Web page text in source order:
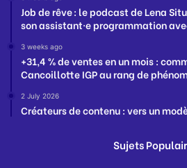
Job de rêve : le podcast de Lena
son assistant·e programmation
3 weeks ago
+31,4 % de ventes en un mois :
Cancoillotte IGP au rang de
2 July 2026
Créateurs de contenu : vers un
Sujets